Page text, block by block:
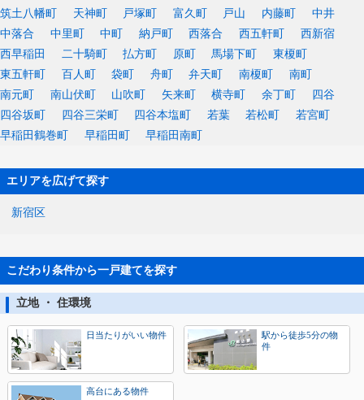
筑土八幡町
天神町 戸塚町 富久町 戸山 内藤町
中井
中落合
中里町 中町 納戸町 西落合 西五軒町
西新宿
西早稲田
二十騎町 払方町 原町 馬場下町
東榎町
東五軒町
百人町 袋町 舟町 弁天町 南榎町
南町
南元町
南山伏町 山吹町 矢来町 横寺町 余丁町
四谷
四谷坂町
四谷三栄町 四谷本塩町 若葉 若松町
若宮町
早稲田鶴巻町
早稲田町 早稲田南町
エリアを広げて探す
新宿区
こだわり条件から一戸建てを探す
立地 ・ 住環境
日当たりがいい物件
駅から徒歩5分の物
件
高台にある物件